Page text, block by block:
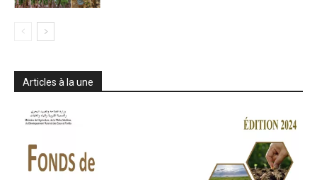
Articles à la une